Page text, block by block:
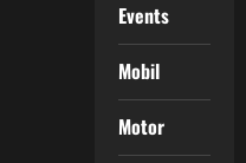
Events
Mobil
Motor